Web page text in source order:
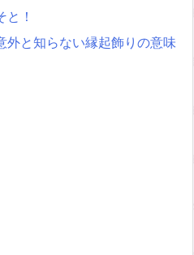
！
外と知らない縁起飾りの意味